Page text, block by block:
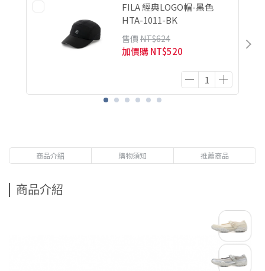
FILA 經典LOGO帽-黑色
HTA-1011-BK
售價 NT$624
加價購NT$520
商品介紹 購物須知 推薦商品
商品介紹